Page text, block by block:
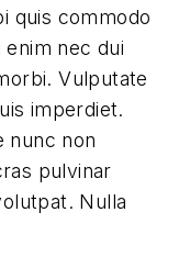
quis commodo
enim nec dui
Vulputate
imperdiet.
nunc non
pulvinar
Nulla